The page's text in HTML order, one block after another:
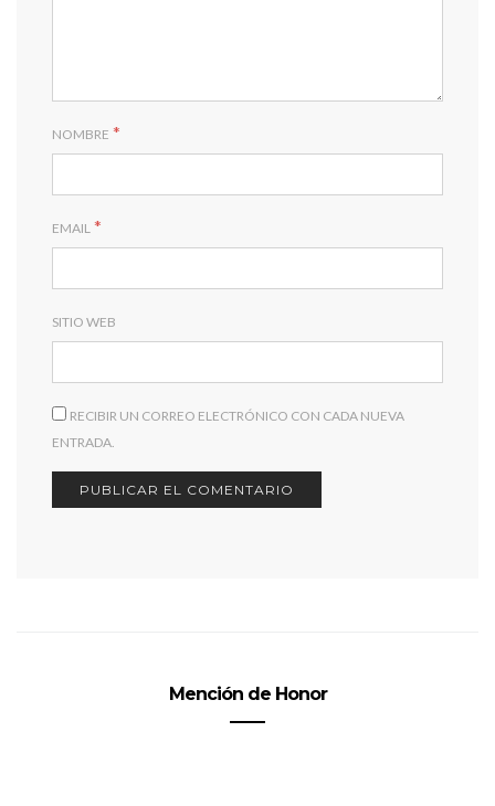
NOMBRE *
EMAIL *
SITIO WEB
RECIBIR UN CORREO ELECTRÓNICO CON CADA NUEVA
ENTRADA.
Mención de Honor